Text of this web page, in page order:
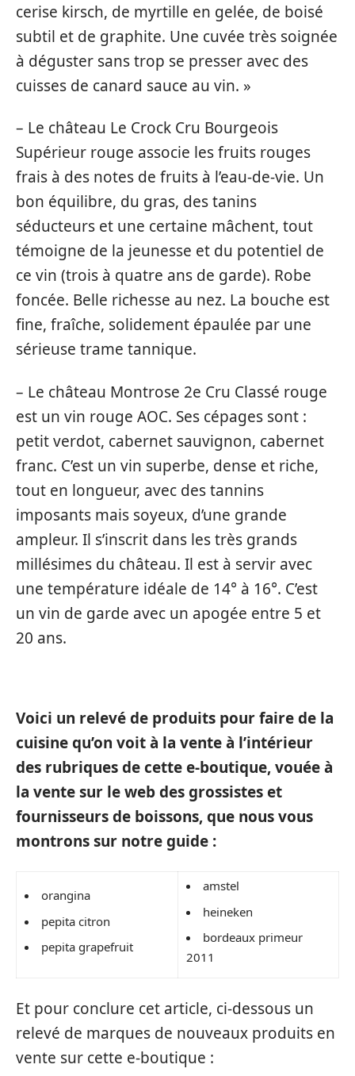
cerise kirsch, de myrtille en gelée, de boisé
subtil et de graphite. Une cuvée très soignée
à déguster sans trop se presser avec des
cuisses de canard sauce au vin. »
– Le château Le Crock Cru Bourgeois
Supérieur rouge associe les fruits rouges
frais à des notes de fruits à l’eau-de-vie. Un
bon équilibre, du gras, des tanins
séducteurs et une certaine mâchent, tout
témoigne de la jeunesse et du potentiel de
ce vin (trois à quatre ans de garde). Robe
foncée. Belle richesse au nez. La bouche est
fine, fraîche, solidement épaulée par une
sérieuse trame tannique.
– Le château Montrose 2e Cru Classé rouge
est un vin rouge AOC. Ses cépages sont :
petit verdot, cabernet sauvignon, cabernet
franc. C’est un vin superbe, dense et riche,
tout en longueur, avec des tannins
imposants mais soyeux, d’une grande
ampleur. Il s’inscrit dans les très grands
millésimes du château. Il est à servir avec
une température idéale de 14° à 16°. C’est
un vin de garde avec un apogée entre 5 et
20 ans.
Voici un relevé de produits pour faire de la
cuisine qu’on voit à la vente à l’intérieur
des rubriques de cette e-boutique, vouée à
la vente sur le web des grossistes et
fournisseurs de boissons, que nous vous
montrons sur notre guide :
orangina
pepita citron
pepita grapefruit
amstel
heineken
bordeaux primeur
2011
Et pour conclure cet article, ci-dessous un
relevé de marques de nouveaux produits en
vente sur cette e-boutique :